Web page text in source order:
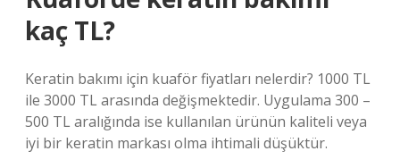
kaç TL?
Keratin bakımı için kuaför fiyatları nelerdir? 1000 TL
ile 3000 TL arasında değişmektedir. Uygulama 300 –
500 TL aralığında ise kullanılan ürünün kaliteli veya
iyi bir keratin markası olma ihtimali düşüktür.